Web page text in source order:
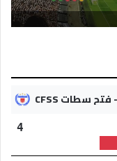
4